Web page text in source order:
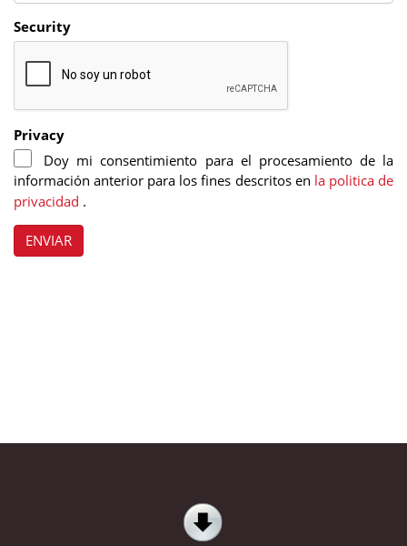
Security
Privacy
Doy mi consentimiento para el procesamiento de la
información anterior para los fines descritos en la politica de
privacidad .
ENVIAR